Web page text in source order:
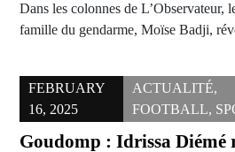
Dans les colonnes de L’Observateur,
famille du gendarme, Moïse Badji,
FEBRUARY
16, 2025
ACTUALITÉ,
FOOTBALL,
Goudomp : Idrissa Diémé